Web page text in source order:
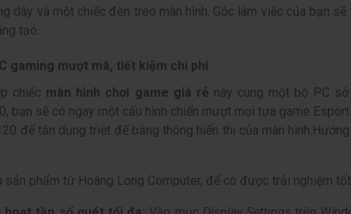
dây và một chiếc đèn treo màn hình. Góc làm việc của bạn
tạo.
gaming mượt mà, tiết kiệm chi phí
chiếc màn hình chơi game giá rẻ này cùng một bộ PC
bạn sẽ có ngay một cấu hình chiến mượt mọi tựa game
để tận dụng triệt để băng thông hiển thị của màn hình.
sản phẩm từ Hoàng Long Computer, để có được trải nghiệm